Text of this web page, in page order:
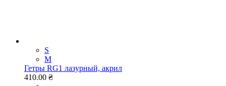
S
M
Гетры RG1 лазурный, акрил
410.00 ₴